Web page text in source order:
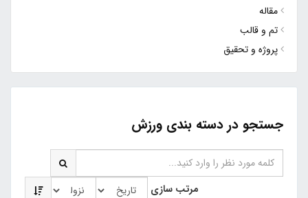
مقاله
تم و قالب
پروژه و تحقیق
جستجو در دسته بندی ورزش
مرتب سازی